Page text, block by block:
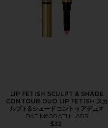
LIP FETISH SCULPT & SHADE
CONTOUR DUO LIP FETISH スカ
ルプト&シェードコントゥアデュオ
PAT McGRATH LABS
$32